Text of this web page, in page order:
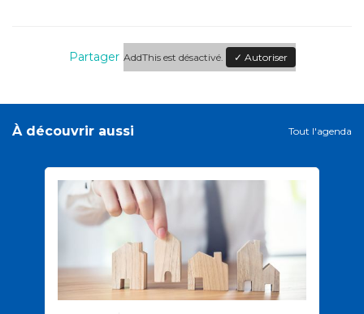
Partager AddThis est désactivé. ✓ Autoriser
À découvrir aussi Tout l'agenda